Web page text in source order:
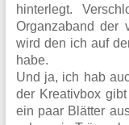
hinterlegt.
Organzaband der
wird den ich auf
habe.
Und ja, ich hab
der Kreativbox
ein paar Blätter